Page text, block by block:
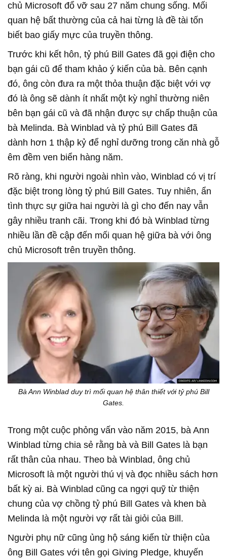
chủ Microsoft đổ vỡ sau 27 năm chung sống. Mối
quan hệ bất thường của cả hai từng là đề tài tốn
biết bao giấy mực của truyền thông.
Trước khi kết hôn, tỷ phú Bill Gates đã gọi điện cho
bạn gái cũ để tham khảo ý kiến của bà. Bên cạnh
đó, ông còn đưa ra một thỏa thuận đặc biệt với vợ
đó là ông sẽ dành ít nhất một kỳ nghỉ thường niên
bên bạn gái cũ và đã nhận được sự chấp thuận của
bà Melinda. Bà Winblad và tỷ phú Bill Gates đã
dành hơn 1 thập kỷ để nghỉ dưỡng trong căn nhà gỗ
êm đềm ven biển hàng năm.
Rõ ràng, khi người ngoài nhìn vào, Winblad có vị trí
đặc biệt trong lòng tỷ phú Bill Gates. Tuy nhiên, ẩn
tình thực sự giữa hai người là gì cho đến nay vẫn
gây nhiều tranh cãi. Trong khi đó bà Winblad từng
nhiều lần đề cập đến mối quan hệ giữa bà với ông
chủ Microsoft trên truyền thông.
Bà Ann Winblad duy trì mối quan hệ thân thiết với tỷ phú Bill
Gates.
Trong một cuộc phỏng vấn vào năm 2015, bà Ann
Winblad từng chia sẻ rằng bà và Bill Gates là bạn
rất thân của nhau. Theo bà Winblad, ông chủ
Microsoft là một người thú vị và đọc nhiều sách hơn
bất kỳ ai. Bà Winblad cũng ca ngợi quỹ từ thiện
chung của vợ chồng tỷ phú Bill Gates và khen bà
Melinda là một người vợ rất tài giỏi của Bill.
Người phụ nữ cũng ủng hộ sáng kiến từ thiện của
ông Bill Gates với tên gọi Giving Pledge, khuyến